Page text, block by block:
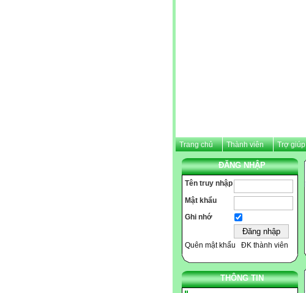
Trang chủ Thành viên Trợ giúp
ĐĂNG NHẬP
Tên truy nhập
Mật khẩu
Ghi nhớ
Quên mật khẩu ĐK thành viên
THÔNG TIN